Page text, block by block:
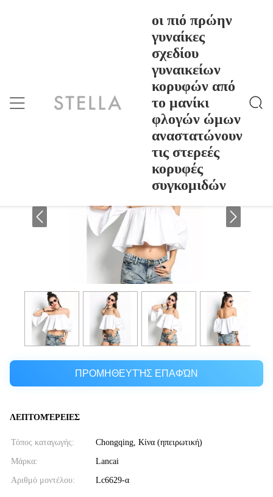
οι πιό πρώην
γυναίκες
σχεδίου
γυναικείων
κορυφών από
το μανίκι
φλογών ώμων
αναστατώνουν
τις στερεές
κορυφές
συγκομιδών
Οι Πιό Πρώην Γυναίκες Σχεδίου Γυναικείων Κορυφ
Ών Από Το Μανίκι Φλογών Ώμων Αναστατώνουν Τις
Στερεές Κορυφές Συγκομιδών
οι πιό πρώην γυναίκες σχεδίου
γυναικείων κορυφών από το μανίκι
φλογών ώμων αναστατώνουν τις
στερεές κορυφές συγκομιδών
ΠΡΟΜΗΘΕΥΤΉΣ ΕΠΑΦΏΝ
ΛΕΠΤΟΜΈΡΕΙΕΣ
Τόπος καταγωγής: Chongqing, Κίνα (ηπειρωτική)
Μάρκα: Lancai
Αριθμό μοντέλου: Lc6629-α